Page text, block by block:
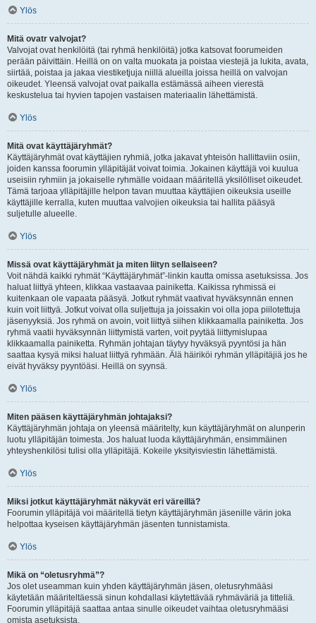
Ylös
Mitä ovatr valvojat?
Valvojat ovat henkilöitä (tai ryhmä henkilöitä) jotka katsovat foorumeiden
perään päivittäin. Heillä on on valta muokata ja poistaa viestejä ja lukita, avata,
siirtää, poistaa ja jakaa viestiketjuja niillä alueilla joissa heillä on valvojan
oikeudet. Yleensä valvojat ovat paikalla estämässä aiheen vierestä
keskustelua tai hyvien tapojen vastaisen materiaalin lähettämistä.
Ylös
Mitä ovat käyttäjäryhmät?
Käyttäjäryhmät ovat käyttäjien ryhmiä, jotka jakavat yhteisön hallittaviin osiin,
joiden kanssa foorumin ylläpitäjät voivat toimia. Jokainen käyttäjä voi kuulua
useisiin ryhmiin ja jokaiselle ryhmälle voidaan määritellä yksilölliset oikeudet.
Tämä tarjoaa ylläpitäjille helpon tavan muuttaa käyttäjien oikeuksia useille
käyttäjille kerralla, kuten muuttaa valvojien oikeuksia tai hallita pääsyä
suljetulle alueelle.
Ylös
Missä ovat käyttäjäryhmät ja miten liityn sellaiseen?
Voit nähdä kaikki ryhmät “Käyttäjäryhmät”-linkin kautta omissa asetuksissa. Jos
haluat liittyä yhteen, klikkaa vastaavaa painiketta. Kaikissa ryhmissä ei
kuitenkaan ole vapaata pääsyä. Jotkut ryhmät vaativat hyväksynnän ennen
kuin voit liittyä. Jotkut voivat olla suljettuja ja joissakin voi olla jopa piilotettuja
jäsenyyksiä. Jos ryhmä on avoin, voit liittyä siihen klikkaamalla painiketta. Jos
ryhmä vaatii hyväksynnän liittymistä varten, voit pyytää liittymislupaa
klikkaamalla painiketta. Ryhmän johtajan täytyy hyväksyä pyyntösi ja hän
saattaa kysyä miksi haluat liittyä ryhmään. Älä häiriköi ryhmän ylläpitäjiä jos he
eivät hyväksy pyyntöäsi. Heillä on syynsä.
Ylös
Miten pääsen käyttäjäryhmän johtajaksi?
Käyttäjäryhmän johtaja on yleensä määritelty, kun käyttäjäryhmät on alunperin
luotu ylläpitäjän toimesta. Jos haluat luoda käyttäjäryhmän, ensimmäinen
yhteyshenkilösi tulisi olla ylläpitäjä. Kokeile yksityisviestin lähettämistä.
Ylös
Miksi jotkut käyttäjäryhmät näkyvät eri väreillä?
Foorumin ylläpitäjä voi määritellä tietyn käyttäjäryhmän jäsenille värin joka
helpottaa kyseisen käyttäjäryhmän jäsenten tunnistamista.
Ylös
Mikä on “oletusryhmä”?
Jos olet useamman kuin yhden käyttäjäryhmän jäsen, oletusryhmääsi
käytetään määriteltäessä sinun kohdallasi käytettävää ryhmäväriä ja titteliä.
Foorumin ylläpitäjä saattaa antaa sinulle oikeudet vaihtaa oletusryhmääsi
omista asetuksista.